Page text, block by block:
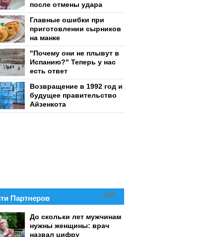
после отмены удара
Главные ошибки при
приготовлении сырников
на манке
"Почему они не плывут в
Испанию?" Теперь у нас
есть ответ
Возвращение в 1992 год и
будущее правительство
Айзенкота